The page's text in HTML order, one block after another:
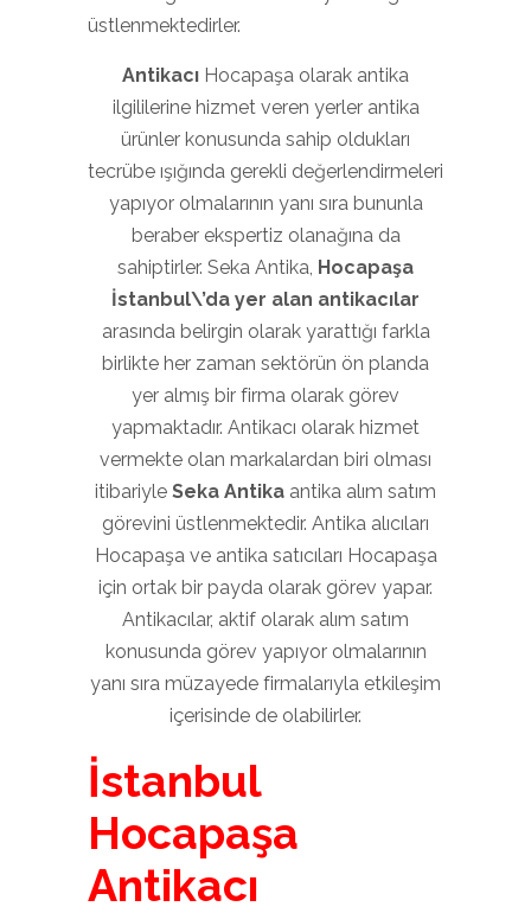
üstlenmektedirler.
Antikacı Hocapaşa olarak antika
ilgililerine hizmet veren yerler antika
ürünler konusunda sahip oldukları
tecrübe ışığında gerekli değerlendirmeleri
yapıyor olmalarının yanı sıra bununla
beraber ekspertiz olanağına da
sahiptirler. Seka Antika, Hocapaşa
İstanbul\’da yer alan antikacılar
arasında belirgin olarak yarattığı farkla
birlikte her zaman sektörün ön planda
yer almış bir firma olarak görev
yapmaktadır. Antikacı olarak hizmet
vermekte olan markalardan biri olması
itibariyle Seka Antika antika alım satım
görevini üstlenmektedir. Antika alıcıları
Hocapaşa ve antika satıcıları Hocapaşa
için ortak bir payda olarak görev yapar.
Antikacılar, aktif olarak alım satım
konusunda görev yapıyor olmalarının
yanı sıra müzayede firmalarıyla etkileşim
içerisinde de olabilirler.
İstanbul
Hocapaşa
Antikacı